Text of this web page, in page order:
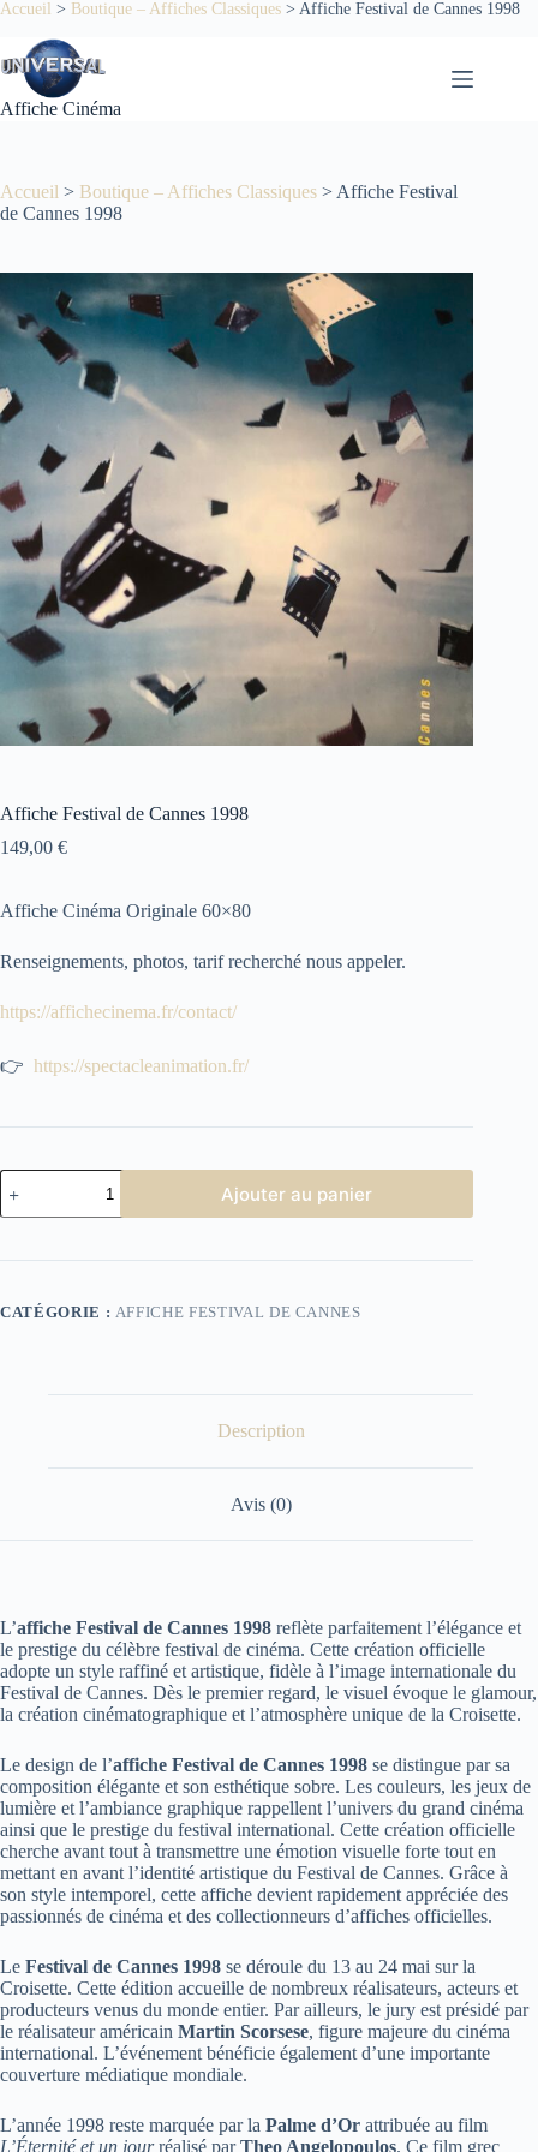
Passer
contenu
Accueil > Boutique – Affiches Classiques > Affiche Festival de Cannes 1998
Affiche Cinéma
Accueil > Boutique – Affiches Classiques > Affiche Festival
de Cannes 1998
Affiche Festival de Cannes 1998
149,00 €
Affiche Cinéma Originale 60×80
Renseignements, photos, tarif recherché nous appeler.
https://affichecinema.fr/contact/
👉 https://spectacleanimation.fr/
quantité
de
Affiche
de
Ajouter au panier
CATÉGORIE : AFFICHE FESTIVAL DE CANNES
Description
Avis (0)
L’affiche Festival de Cannes 1998 reflète parfaitement l’élégance et
le prestige du célèbre festival de cinéma. Cette création officielle
adopte un style raffiné et artistique, fidèle à l’image internationale du
Festival de Cannes. Dès le premier regard, le visuel évoque le glamour,
la création cinématographique et l’atmosphère unique de la Croisette.
Le design de l’affiche Festival de Cannes 1998 se distingue par sa
composition élégante et son esthétique sobre. Les couleurs, les jeux de
lumière et l’ambiance graphique rappellent l’univers du grand cinéma
ainsi que le prestige du festival international. Cette création officielle
cherche avant tout à transmettre une émotion visuelle forte tout en
mettant en avant l’identité artistique du Festival de Cannes. Grâce à
son style intemporel, cette affiche devient rapidement appréciée des
passionnés de cinéma et des collectionneurs d’affiches officielles.
Le Festival de Cannes 1998 se déroule du 13 au 24 mai sur la
Croisette. Cette édition accueille de nombreux réalisateurs, acteurs et
producteurs venus du monde entier. Par ailleurs, le jury est présidé par
le réalisateur américain Martin Scorsese, figure majeure du cinéma
international. L’événement bénéficie également d’une importante
couverture médiatique mondiale.
L’année 1998 reste marquée par la Palme d’Or attribuée au film
L’Éternité et un jourréalisé parTheo Angelopoulos. Ce film grec